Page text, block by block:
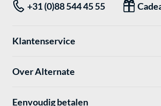
+31 (0)88 544 45 55
Klantenservice
Over Alternate
Eenvoudig betalen